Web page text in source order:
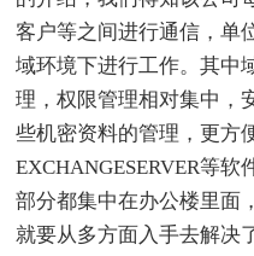
客户等之间进行通信，单
域环境下进行工作。其中
理，权限管理相对集中，
些机密资料的管理，更方
EXCHANGESERVER等
部分都集中在办公楼里面
就要从多方面入手去解决